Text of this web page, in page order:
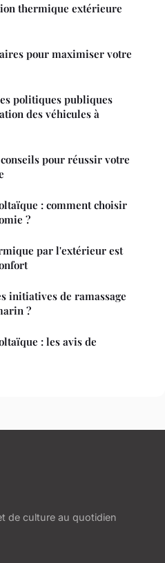
thermique extérieure
pour maximiser votre
politiques publiques
des véhicules à
pour réussir votre
: comment choisir
?
par l'extérieur est
initiatives de ramassage
?
: les avis de
de culture au quotidien